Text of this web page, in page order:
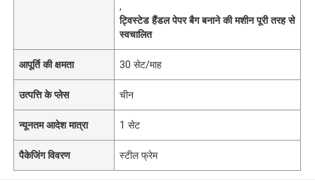
,
ट्विस्टेड हैंडल पेपर बैग बनाने की मशीन पूरी तरह से
स्वचालित
आपूर्ति की क्षमता 30 सेट/माह
उत्पत्ति के प्लेस चीन
न्यूनतम आदेश मात्रा 1 सेट
पैकेजिंग विवरण स्टील फ्रेम